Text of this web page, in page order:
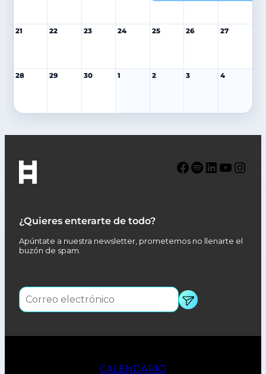
21 22 23 24 25 26 27
28 29 30 1 2 3 4
¿Quieres enterarte de todo?
Apúntate a nuestra newsletter, prometemos no llenarte el
buzón de spam.
Facebook Spotify LinkedIn YouTube Instagram
CALENDARIO